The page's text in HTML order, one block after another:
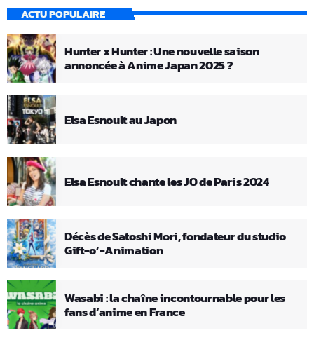
ACTU POPULAIRE
Hunter x Hunter : Une nouvelle saison
annoncée à Anime Japan 2025 ?
Elsa Esnoult au Japon
Elsa Esnoult chante les JO de Paris 2024
Décès de Satoshi Mori, fondateur du studio
Gift-o’-Animation
Wasabi : la chaîne incontournable pour les
fans d’anime en France